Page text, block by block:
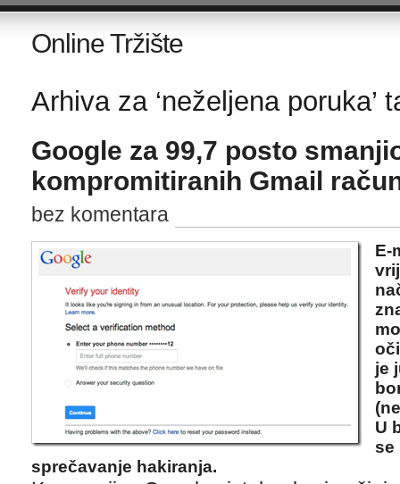
Online Tržište
Arhiva za ‘neželjena poruka’
Google za 99,7 posto
kompromitiranih Gmail
bez komentara
E-
je
U
se
sprečavanje hakiranja.